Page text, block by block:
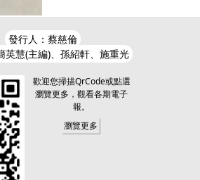
發行人：蔡慈倫
英慧(主編)、孫紹軒、施重光
歡迎您掃描QrCode或點選
瀏覽更多，觀看各期電子
報。
瀏覽更多